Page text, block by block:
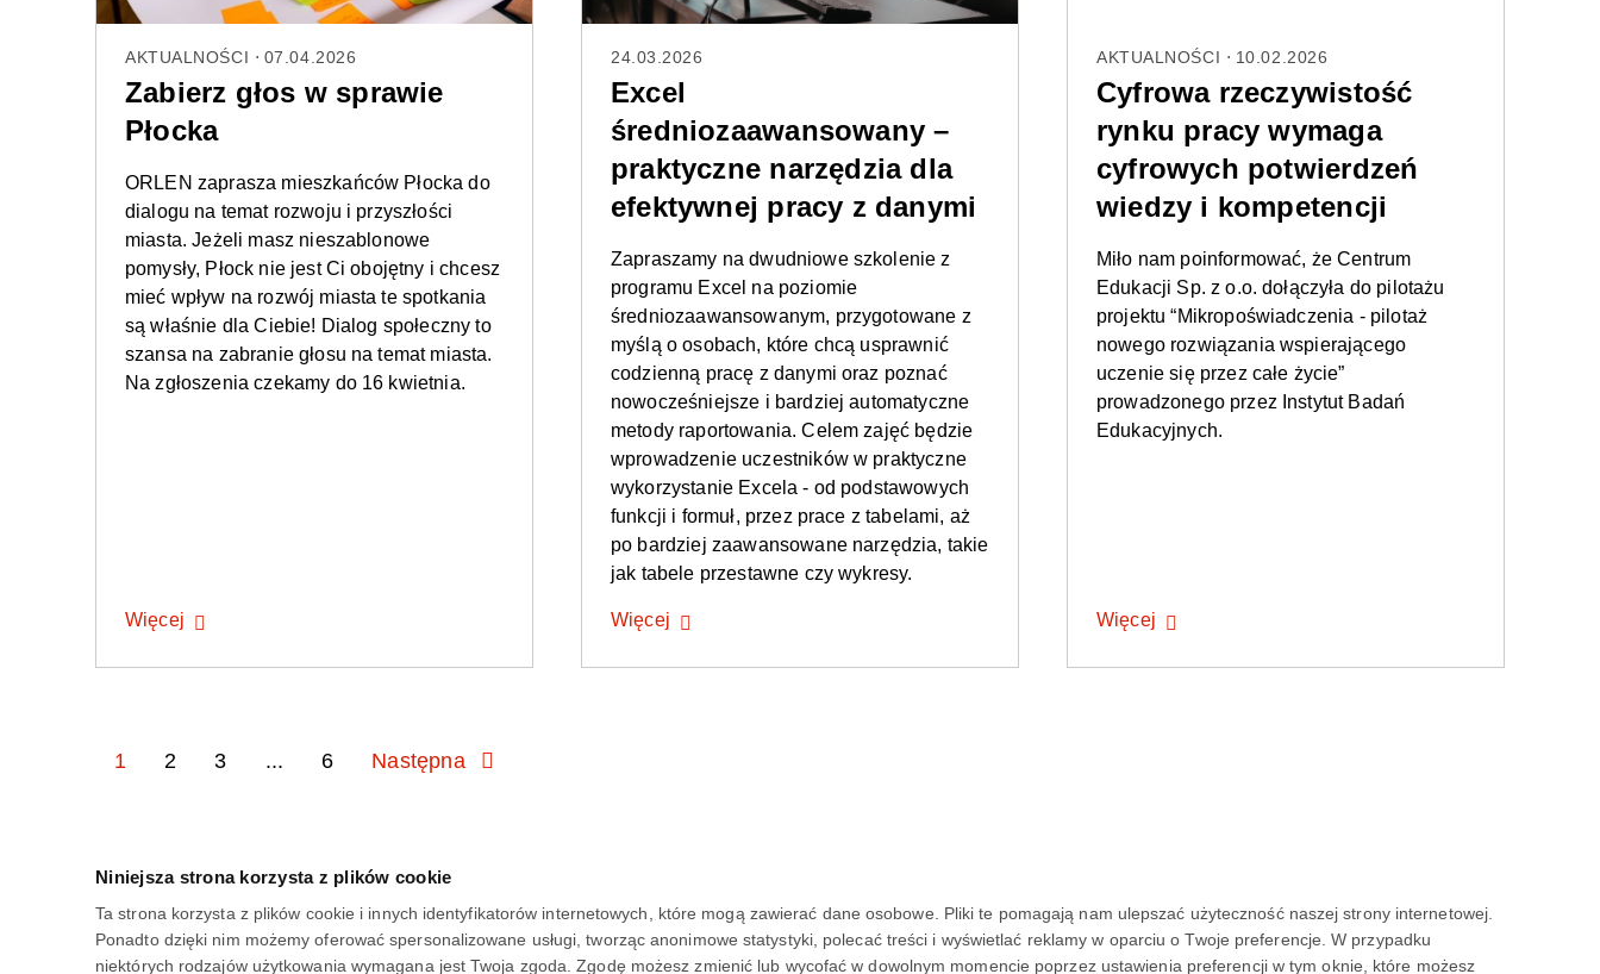
Niniejsza strona korzysta z plików cookie
Ta strona korzysta z plików cookie i innych identyfikatorów internetowych, które mogą zawierać dane osobowe. Pliki te pomagają nam ulepszać użyteczność naszej strony internetowej.
Ponadto dzięki nim możemy oferować spersonalizowane usługi, tworząc anonimowe statystyki, polecać treści i wyświetlać reklamy w oparciu o Twoje preferencje. W przypadku
niektórych rodzajów użytkowania wymagana jest Twoja zgoda. Zgodę możesz zmienić lub wycofać w dowolnym momencie poprzez ustawienia preferencji w tym oknie, które możesz
AKTUALNOŚCI 07.04.2026
Zabierz głos w sprawie
Płocka
ORLEN zaprasza mieszkańców Płocka do
dialogu na temat rozwoju i przyszłości
miasta. Jeżeli masz nieszablonowe
pomysły, Płock nie jest Ci obojętny i chcesz
mieć wpływ na rozwój miasta te spotkania
są właśnie dla Ciebie! Dialog społeczny to
szansa na zabranie głosu na temat miasta.
Na zgłoszenia czekamy do 16 kwietnia.
Więcej
24.03.2026
Excel
średniozaawansowany –
praktyczne narzędzia dla
efektywnej pracy z danymi
Zapraszamy na dwudniowe szkolenie z
programu Excel na poziomie
średniozaawansowanym, przygotowane z
myślą o osobach, które chcą usprawnić
codzienną pracę z danymi oraz poznać
nowocześniejsze i bardziej automatyczne
metody raportowania. Celem zajęć będzie
wprowadzenie uczestników w praktyczne
wykorzystanie Excela - od podstawowych
funkcji i formuł, przez prace z tabelami, aż
po bardziej zaawansowane narzędzia, takie
jak tabele przestawne czy wykresy.
Więcej
AKTUALNOŚCI 10.02.2026
Cyfrowa rzeczywistość
rynku pracy wymaga
cyfrowych potwierdzeń
wiedzy i kompetencji
Miło nam poinformować, że Centrum
Edukacji Sp. z o.o. dołączyła do pilotażu
projektu “Mikropoświadczenia - pilotaż
nowego rozwiązania wspierającego
uczenie się przez całe życie”
prowadzonego przez Instytut Badań
Edukacyjnych.
Więcej
1 2 3 ... 6 Następna
CENTRUM EDUKACJI GRUPA ORLEN NA SKRÓTY